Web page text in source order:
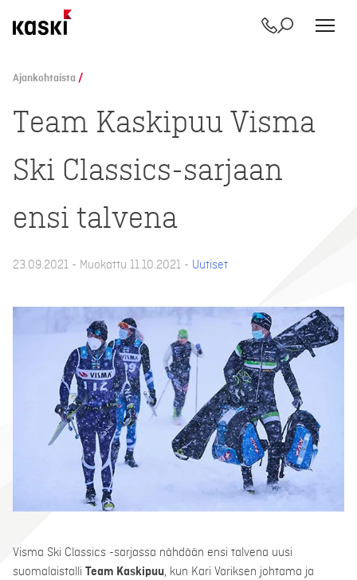
sisältöön
Yhteystiedot
Etsi
Ajankohtaista /
Team Kaskipuu Visma
Ski Classics-sarjaan
ensi talvena
23.09.2021 - Muokattu 11.10.2021 - Uutiset
Visma Ski Classics -sarjassa nähdään ensi talvena uusi
suomalaistalli Team Kaskipuu, kun Kari Variksen johtama ja